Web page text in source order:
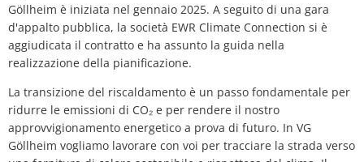
Göllheim è iniziata nel gennaio 2025. A seguito di una gara
d'appalto pubblica, la società EWR Climate Connection si è
aggiudicata il contratto e ha assunto la guida nella
realizzazione della pianificazione.
La transizione del riscaldamento è un passo fondamentale per
ridurre le emissioni di CO₂ e per rendere il nostro
approvvigionamento energetico a prova di futuro. In VG
Göllheim vogliamo lavorare con voi per tracciare la strada verso